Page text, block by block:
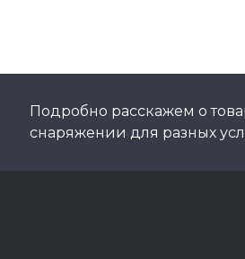
Подробно расскажем о
снаряжении для разных